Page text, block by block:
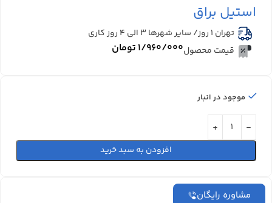
استیل براق
تهران 1 روز/ سایر شهرها ۳ الی ۴ روز کاری
قیمت محصول۱/۹۶۰/۰۰۰ تومان
موجود در انبار
افزودن به سبد خرید
مشاوره رایگان